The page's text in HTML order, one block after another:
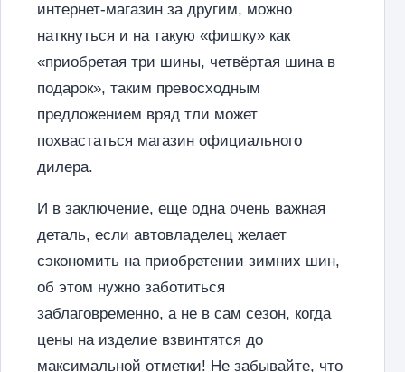
интернет-магазин за другим, можно
наткнуться и на такую «фишку» как
«приобретая три шины, четвёртая шина в
подарок», таким превосходным
предложением вряд тли может
похвастаться магазин официального
дилера.
И в заключение, еще одна очень важная
деталь, если автовладелец желает
сэкономить на приобретении зимних шин,
об этом нужно заботиться
заблаговременно, а не в сам сезон, когда
цены на изделие взвинтятся до
максимальной отметки! Не забывайте, что